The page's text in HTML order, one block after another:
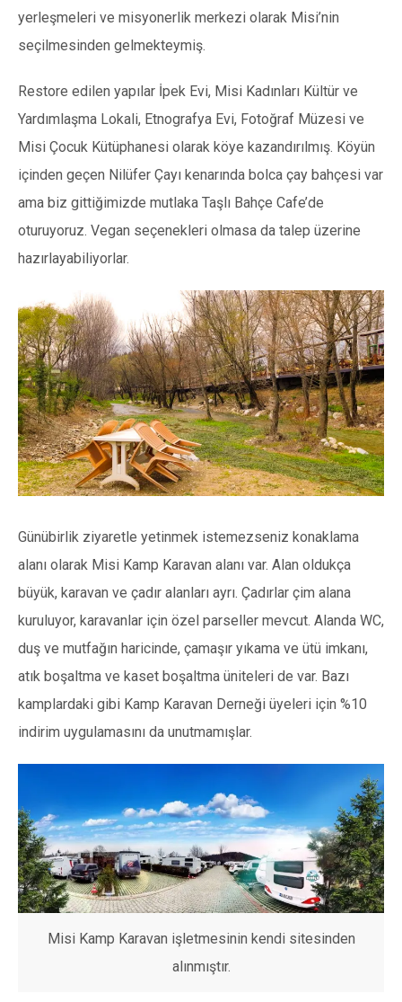
yerleşmeleri ve misyonerlik merkezi olarak Misi’nin
seçilmesinden gelmekteymiş.
Restore edilen yapılar İpek Evi, Misi Kadınları Kültür ve
Yardımlaşma Lokali, Etnografya Evi, Fotoğraf Müzesi ve
Misi Çocuk Kütüphanesi olarak köye kazandırılmış. Köyün
içinden geçen Nilüfer Çayı kenarında bolca çay bahçesi var
ama biz gittiğimizde mutlaka Taşlı Bahçe Cafe’de
oturuyoruz. Vegan seçenekleri olmasa da talep üzerine
hazırlayabiliyorlar.
Günübirlik ziyaretle yetinmek istemezseniz konaklama
alanı olarak Misi Kamp Karavan alanı var. Alan oldukça
büyük, karavan ve çadır alanları ayrı. Çadırlar çim alana
kuruluyor, karavanlar için özel parseller mevcut. Alanda WC,
duş ve mutfağın haricinde, çamaşır yıkama ve ütü imkanı,
atık boşaltma ve kaset boşaltma üniteleri de var. Bazı
kamplardaki gibi Kamp Karavan Derneği üyeleri için %10
indirim uygulamasını da unutmamışlar.
Misi Kamp Karavan işletmesinin kendi sitesinden
alınmıştır.